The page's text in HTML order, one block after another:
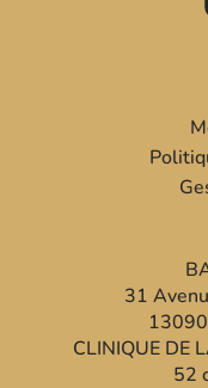
31
CLINIQUE DE
52